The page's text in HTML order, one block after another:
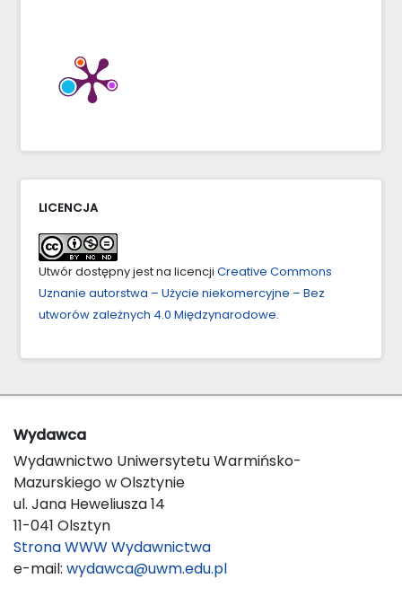
LICENCJA
Utwór dostępny jest na licencji Creative Commons
Uznanie autorstwa – Użycie niekomercyjne – Bez
utworów zależnych 4.0 Międzynarodowe.
Wydawca
Wydawnictwo Uniwersytetu Warmińsko-
Mazurskiego w Olsztynie
ul. Jana Heweliusza 14
11-041 Olsztyn
Strona WWW Wydawnictwa
e-mail: wydawca@uwm.edu.pl